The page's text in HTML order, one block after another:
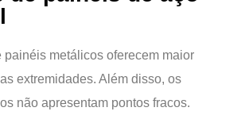
painéis metálicos oferecem maior
extremidades. Além disso, os
não apresentam pontos fracos.